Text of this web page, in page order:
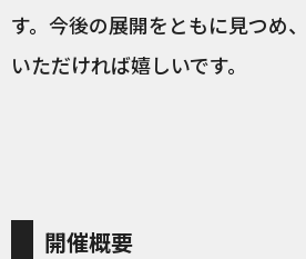
す。今後の展開をともに見つめ
いただければ嬉しいです。
開催概要